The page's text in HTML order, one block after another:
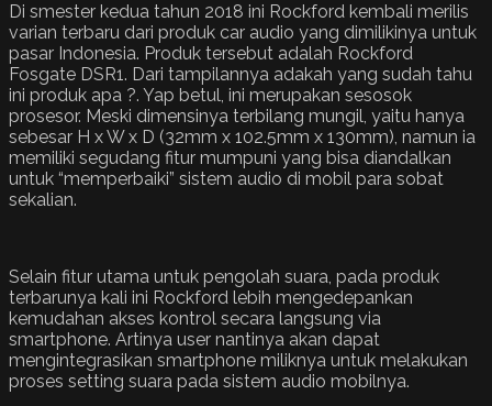
Di smester kedua tahun 2018 ini Rockford kembali merilis
varian terbaru dari produk car audio yang dimilikinya untuk
pasar Indonesia. Produk tersebut adalah Rockford
Fosgate DSR1. Dari tampilannya adakah yang sudah tahu
ini produk apa ?. Yap betul, ini merupakan sesosok
prosesor. Meski dimensinya terbilang mungil, yaitu hanya
sebesar H x W x D (32mm x 102.5mm x 130mm), namun ia
memiliki segudang fitur mumpuni yang bisa diandalkan
untuk “memperbaiki” sistem audio di mobil para sobat
sekalian.
Selain fitur utama untuk pengolah suara, pada produk
terbarunya kali ini Rockford lebih mengedepankan
kemudahan akses kontrol secara langsung via
smartphone. Artinya user nantinya akan dapat
mengintegrasikan smartphone miliknya untuk melakukan
proses setting suara pada sistem audio mobilnya.